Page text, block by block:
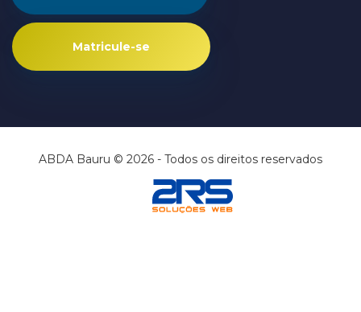
Matricule-se
ABDA Bauru © 2026 - Todos os direitos reservados